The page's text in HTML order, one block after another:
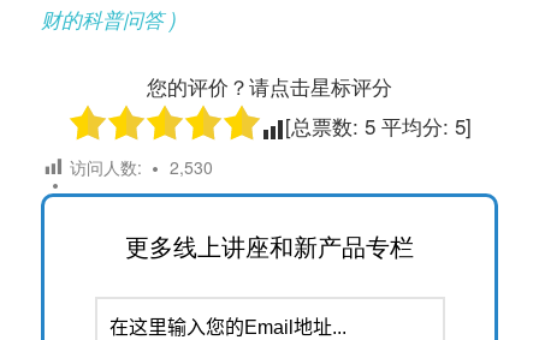
财的科普问答 )
您的评价？请点击星标评分
[总票数: 5平均分: 5]
访问人数: 2,530
更多线上讲座和新产品专栏